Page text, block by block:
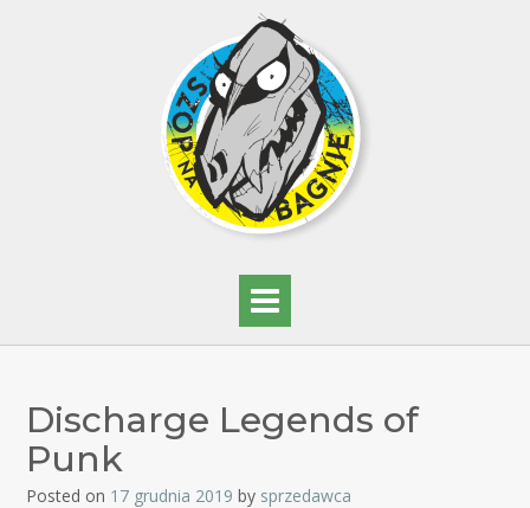
Discharge Legends of
Punk
Posted on 17 grudnia 2019 by sprzedawca